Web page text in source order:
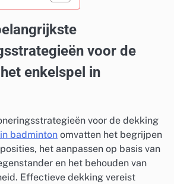
voor de
enkelspel in
voor de dekking
in badminton omvatten het begrijpen
het aanpassen op basis van
en het behouden van
Effectieve dekking vereist